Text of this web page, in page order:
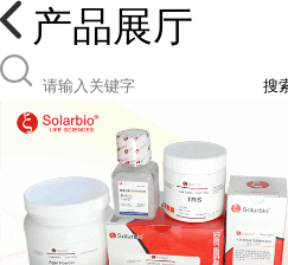
产品展厅
搜